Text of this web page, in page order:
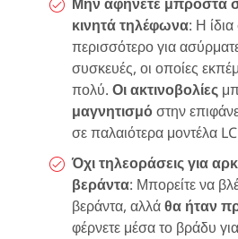
κινητά τηλέφωνα: Η
περισσότερο για
συσκευές, οι οποίες
πολύ. Οι ακτινοβολίες
μαγνητισμόστην
σε παλαιότερα μοντέλα
Όχι τηλεοράσεις για
βεράντα: Μπορείτε να
βεράντα, αλλάθα ήταν
φέρνετε μέσα το βράδυ